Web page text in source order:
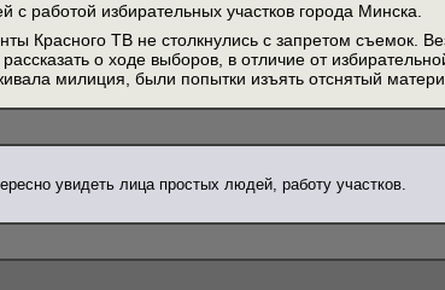
с работой избирательных участков города Минска.
Красного ТВ не столкнулись с запретом съемок.
о ходе выборов, в отличие от
милиция, были попытки изъять отснятый
увидеть лица простых людей, работу участков.